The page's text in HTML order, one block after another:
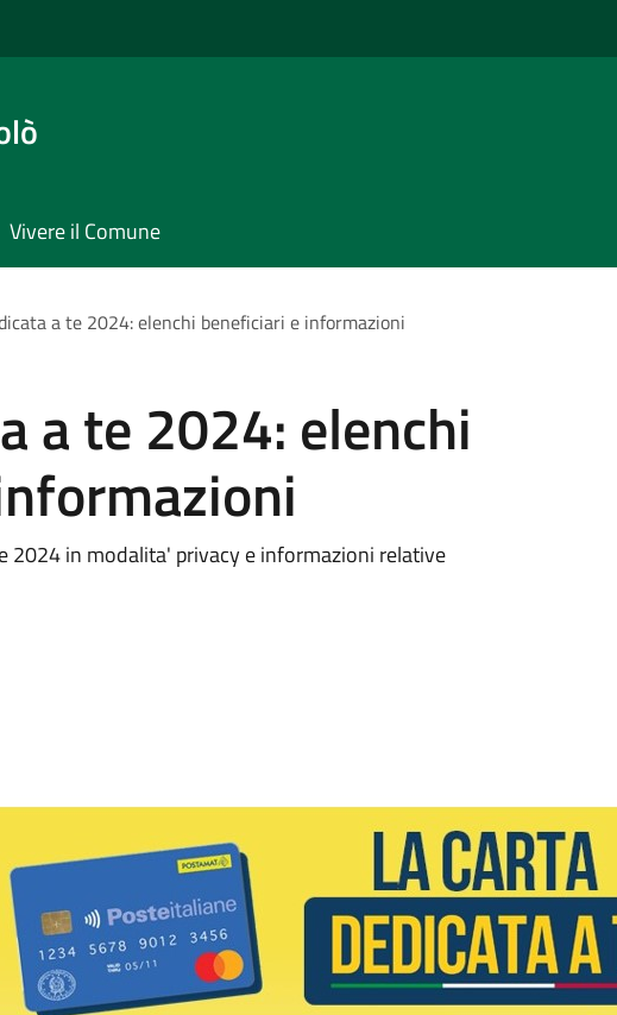
Vivere il Comune
a te 2024: elenchi beneficiari e informazioni
a te 2024: elenchi
2024 in modalita' privacy e informazioni relative